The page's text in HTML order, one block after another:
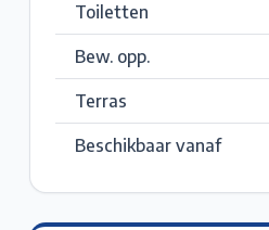
Toiletten
Bew. opp.
Terras
Beschikbaar vanaf